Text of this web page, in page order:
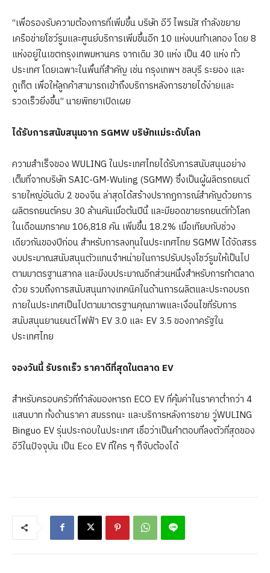
“เพื่อรองรับความต้องการที่เพิ่มขึ้น บริษัท อีวี ไพรมัส กำลังขยาย
เครือข่ายโชว์รูมและศูนย์บริการเพิ่มขึ้นอีก 10 แห่งบนทำเลทอง โดย 8
แห่งอยู่ในเขตกรุงเทพมหานคร จากเดิม 30 แห่ง เป็น 40 แห่ง ทั่ว
ประเทศ โดยเฉพาะในพื้นที่สำคัญ เช่น กรุงเทพฯ ชลบุรี ระยอง และ
ภูเก็ต เพื่อให้ลูกค้าสามารถเข้าถึงบริการหลังการขายได้ง่ายและ
รวดเร็วยิ่งขึ้น” นายพิทยาเปิดเผย
ได้รับการสนับสนุนจาก SGMW บริษัทแม่ระดับโลก
ความสำเร็จของ WULING ในประเทศไทยได้รับการสนับสนุนอย่าง
เต็มที่จากบริษัท SAIC-GM-Wuling (SGMW) ซึ่งเป็นผู้ผลิตรถยนต์
รายใหญ่อันดับ 2 ของจีน ล่าสุดได้สร้างปรากฏการณ์สำคัญด้วยการ
ผลิตรถยนต์ครบ 30 ล้านคันเมื่อต้นปีนี้ และมียอดขายรถยนต์ทั่วโลก
ในเดือนมกราคม 106,818 คัน เพิ่มขึ้น 18.2% เมื่อเทียบกับช่วง
เดียวกันของปีก่อน สำหรับการลงทุนในประเทศไทย SGMW ได้จัดสรร
งบประมาณสนับสนุนตัวแทนจำหน่ายในการปรับปรุงโชว์รูมให้เป็นไป
ตามมาตรฐานสากล และมีงบประมาณอีกส่วนหนึ่งสำหรับการทำตลาด
ด้วย รวมถึงการสนับสนุนทางเทคนิคในด้านการผลิตและประกอบรถ
ภายในประเทศเป็นไปตามมาตรฐานคุณภาพและเงื่อนไขที่รับการ
สนับสนุนยานยนต์ไฟฟ้า EV 3.0 และ EV 3.5 ของภาครัฐใน
ประเทศไทย
จองวันนี้ รับรถเร็ว ราคาดีที่สุดในตลาด EV
สำหรับครอบครัวที่กำลังมองหารถ ECO EV ที่คุ้มค่าในราคาต่ำกว่า 4
แสนบาท ทั้งด้านราคา สมรรถนะ และบริการหลังการขาย วู่WULING
Binguo EV รุ่นประกอบในประเทศ เชื่อว่าเป็นคำตอบที่ลงตัวที่สุดของ
อีวีในปัจจุบัน เป็น Eco EV ที่ใคร ๆ ก็จับต้องได้